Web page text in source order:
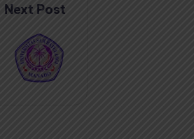
Next Post